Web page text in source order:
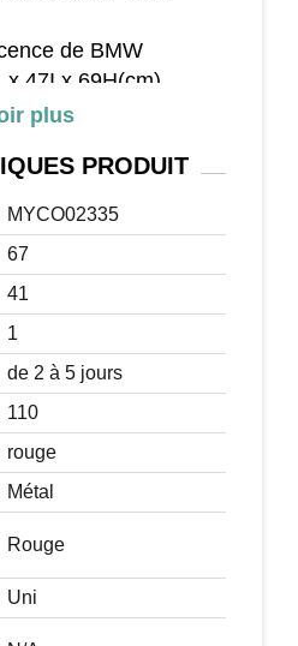
de BMW
x 47I x 69H(cm)
8-12h
complète après
96 mois
30kg
1 / -2 / -3, EMC,
plus
PRODUIT
MYCO02335
67
41
1
de 2 à 5 jours
110
rouge
Métal
Rouge
Uni